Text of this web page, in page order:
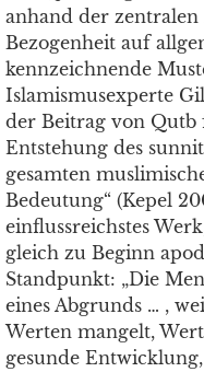
anhand der zentralen
Bezogenheit auf
kennzeichnende
Islamismusexperte
der Beitrag von Qutb
Entstehung des
gesamten
Bedeutung“ (Kepel
einflussreichstes
gleich zu Beginn
Standpunkt: „Die
eines Abgrunds … ,
Werten mangelt,
gesunde